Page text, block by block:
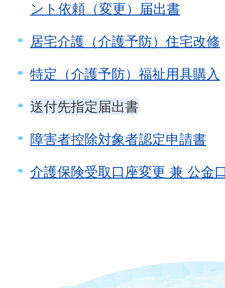
ント依頼（変更）届出書
居宅介護（介護予防）住宅改修
特定（介護予防）福祉用具購入
送付先指定届出書
障害者控除対象者認定申請書
介護保険受取口座変更 兼 公金